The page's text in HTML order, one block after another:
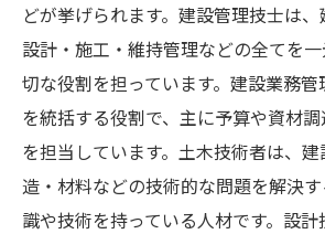
どが挙げられます。建設管理技士は、
設計・施工・維持管理などの全てを
切な役割を担っています。建設業務
を統括する役割で、主に予算や資材
を担当しています。土木技術者は、
造・材料などの技術的な問題を解決
識や技術を持っている人材です。設